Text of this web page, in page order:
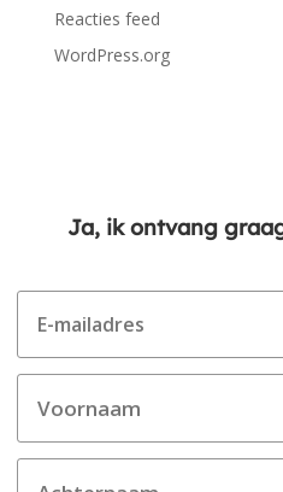
Reacties feed
WordPress.org
Ja, ik ontvang